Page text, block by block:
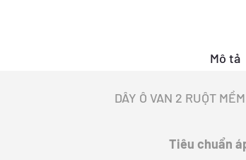
Mô tả
DÂY Ô VAN 2 RUỘT
Tiêu chuẩn